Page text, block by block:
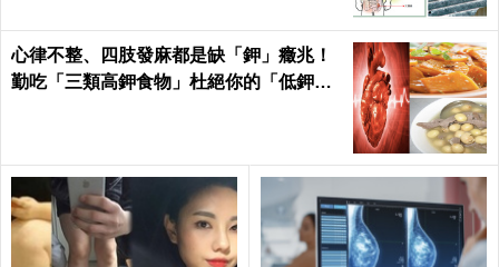
心律不整、四肢發麻都是缺「鉀」癥兆！
勤吃「三類高鉀食物」杜絕你的「低鉀」